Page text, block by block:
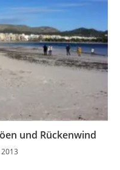
und Rückenwind